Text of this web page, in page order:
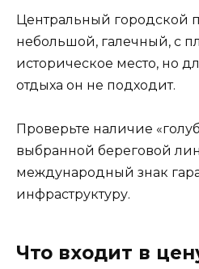
Центральный городской
небольшой, галечный, с
историческое место, но
отдыха он не подходит.
Проверьте наличие
выбранной береговой
международный знак
инфраструктуру.
Что входит в